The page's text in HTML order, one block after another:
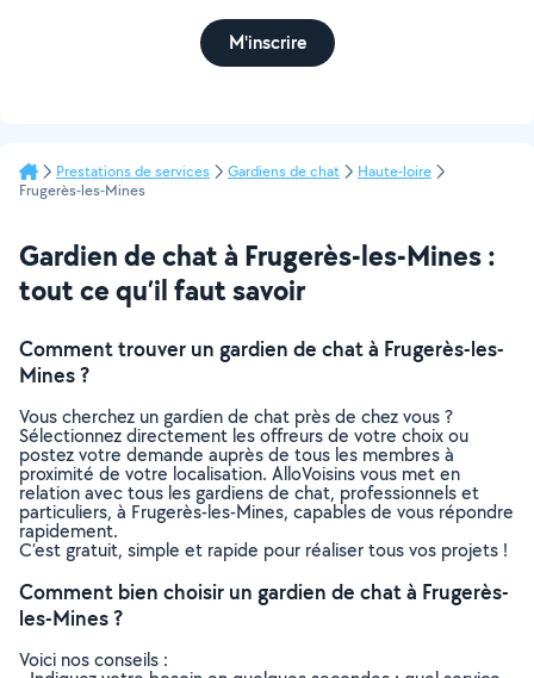
M'inscrire
Prestations de services Gardiens de chat
Haute-loire
Frugerès-les-Mines
Gardien de chat à Frugerès-les-Mines :
tout ce qu’il faut savoir
Comment trouver un gardien de chat à Frugerès-les-
Mines ?
Vous cherchez un gardien de chat près de chez vous ?
Sélectionnez directement les offreurs de votre choix ou
postez votre demande auprès de tous les membres à
proximité de votre localisation. AlloVoisins vous met en
relation avec tous les gardiens de chat, professionnels et
particuliers, à Frugerès-les-Mines, capables de vous répondre
rapidement.
C’est gratuit, simple et rapide pour réaliser tous vos projets !
Comment bien choisir un gardien de chat à Frugerès-
les-Mines ?
Voici nos conseils :